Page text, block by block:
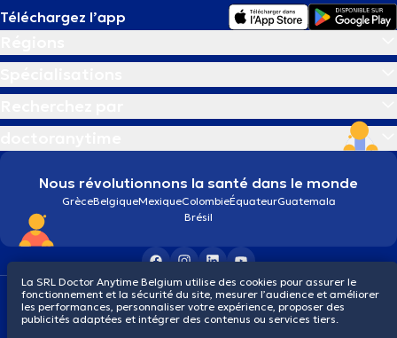
Téléchargez l’app
Nous révolutionnons la santé dans le monde
GrèceBelgiqueMexiqueColombieÉquateurGuatemala
Brésil
Conditions généralesCookiesPolitique de confidentialité
© 2026 doctoranytime
La SRL Doctor Anytime Belgium utilise des cookies pour assurer le
fonctionnement et la sécurité du site, mesurer l’audience et améliorer
les performances, personnaliser votre expérience, proposer des
publicités adaptées et intégrer des contenus ou services tiers.